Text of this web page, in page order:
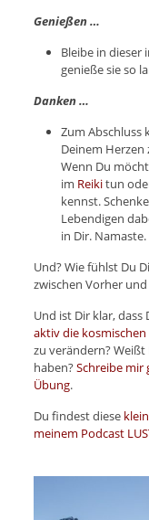
Genießen …
Bleibe in
genieße sie so
Danken …
Zum Abschluss
Deinem
Wenn Du
im Reikitun
kennst.
Lebendigen
in Dir. Namaste.
Und? Wie fühlst Du
zwischen Vorher
Und ist Dir klar,
aktiv die
zu verändern?
haben?Schreibe mir
Übung.
Du findest diese
meinem Podcast